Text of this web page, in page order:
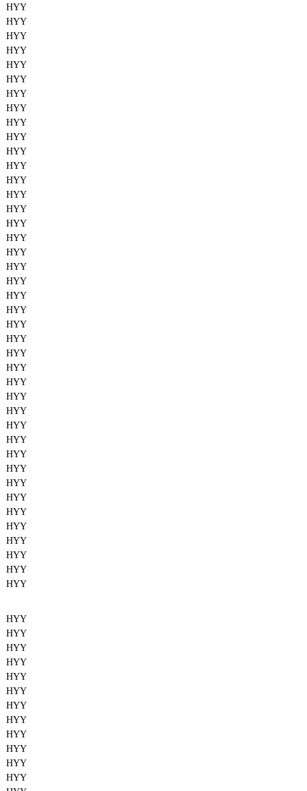
HYY
HYY
HYY
HYY
HYY
HYY
HYY
HYY
HYY
HYY
HYY
HYY
HYY
HYY
HYY
HYY
HYY
HYY
HYY
HYY
HYY
HYY
HYY
HYY
HYY
HYY
HYY
HYY
HYY
HYY
HYY
HYY
HYY
HYY
HYY
HYY
HYY
HYY
HYY
HYY
HYY
HYY
HYY
HYY
HYY
HYY
HYY
HYY
HYY
HYY
HYY
HYY
HYY